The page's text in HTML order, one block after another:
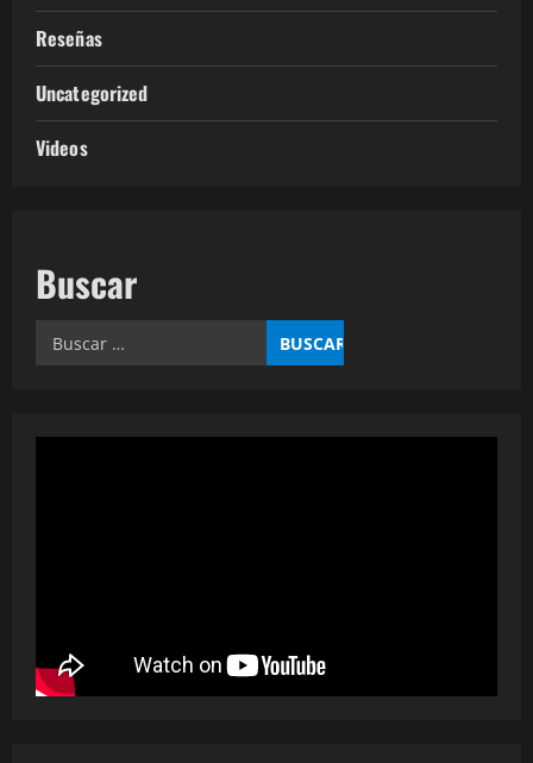
Reseñas
Uncategorized
Videos
Buscar